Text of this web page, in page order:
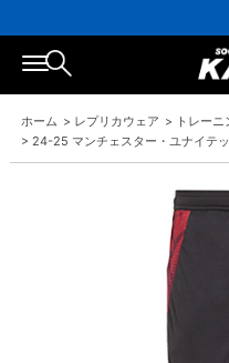
円
(税
込)
上
シ
ュ
ズ
円
(税
込)
以
上
送
料
料！
イ
ン
ト
還
元
5％！
プ
ミ
員
の
方
に
は
誕
生
に
円
(税
込)
以
上
シ
ュ
ズ
円
(税
込)
以
上
送
料
料！
ホーム > レプリカウェア > トレー
> 24-25 マンチェスター・ユナイテ